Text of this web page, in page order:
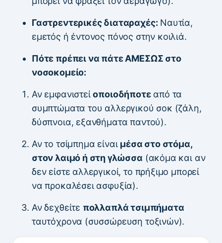
Γαστρεντερικές διαταραχές: Ναυτία,
εμετός ή έντονος πόνος στην κοιλιά.
Πότε πρέπει να πάτε ΑΜΕΣΩΣ στο
νοσοκομείο:
Αν εμφανιστείοποιοδήποτεαπό τα
συμπτώματα του αλλεργικού σοκ (ζάλη,
δύσπνοια, εξανθήματα παντού).
Αν το τσίμπημα είναι μέσα στο στόμα,
στον λαιμό ή στη γλώσσα (ακόμα και αν
δεν είστε αλλεργικοί, το πρήξιμο μπορεί
να προκαλέσει ασφυξία).
Αν δεχθείτε πολλαπλά τσιμπήματα
ταυτόχρονα (συσσώρευση τοξινών).